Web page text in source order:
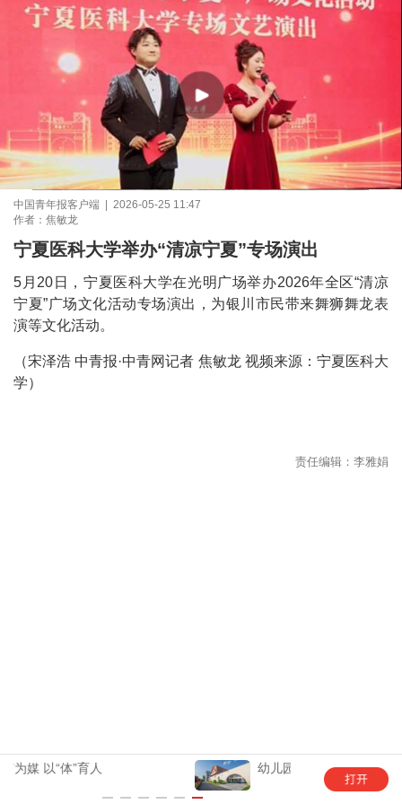
中国青年报客户端 | 2026-05-25 11:47
作者：焦敏龙
宁夏医科大学举办“清凉宁夏”专场演出
5月20日，宁夏医科大学在光明广场举办2026年全区“清凉
宁夏”广场文化活动专场演出，为银川市民带来舞狮舞龙表
演等文化活动。
（宋泽浩 中青报·中青网记者 焦敏龙 视频来源：宁夏医科大
学）
幼儿园托育，远不止“看孩子”那么简单